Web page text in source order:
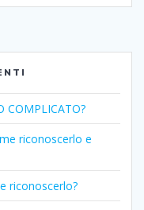
COMPLICATO?
riconoscerlo e
riconoscerlo?